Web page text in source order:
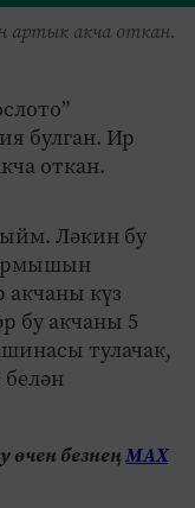
артык акча откан.
булган. Ир
откан.
Ләкин бу
акчаны күз
бу акчаны 5
тулачак,
безнеңМАХ